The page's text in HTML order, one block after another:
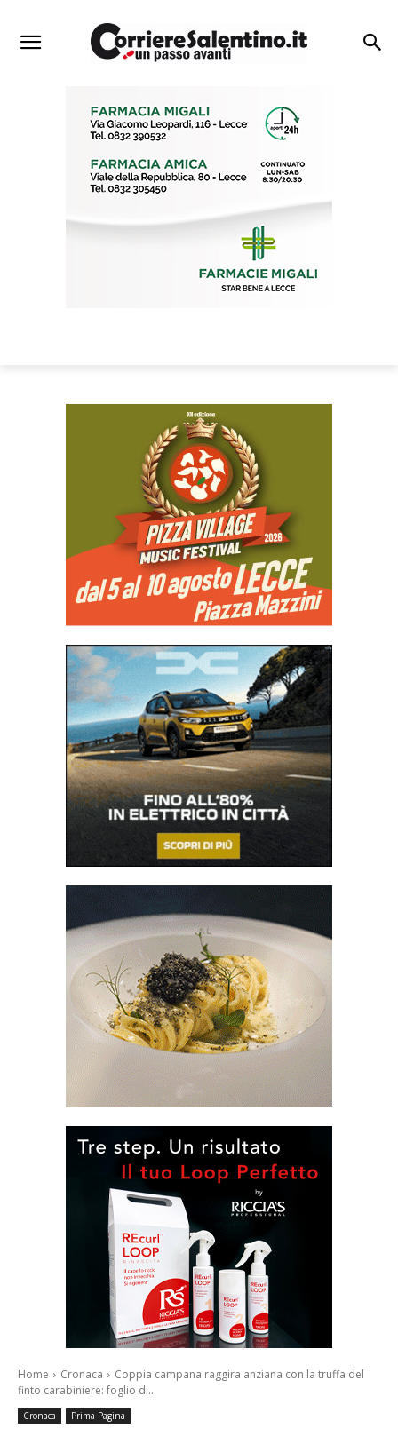
Home Cronaca
Coppia campana raggira anziana con la truffa del
finto carabiniere: foglio di...
Cronaca Prima Pagina